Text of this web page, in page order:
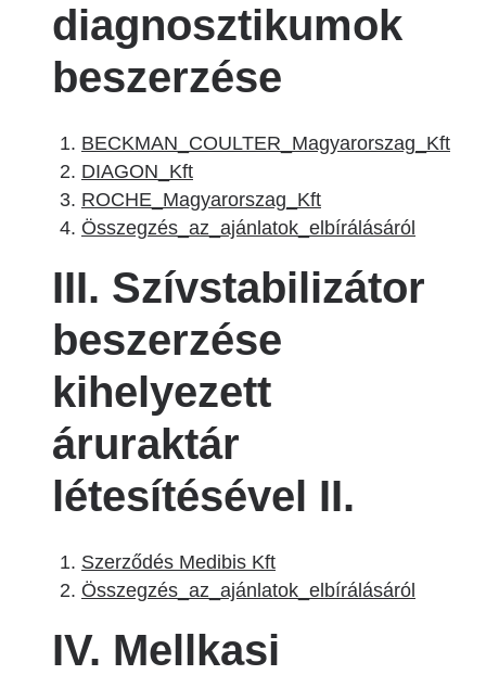
diagnosztikumok
beszerzése
BECKMAN_COULTER_Magyarorszag_Kft
DIAGON_Kft
ROCHE_Magyarorszag_Kft
Összegzés_az_ajánlatok_elbírálásáról
III. Szívstabilizátor
beszerzése
kihelyezett
áruraktár
létesítésével II.
Szerződés Medibis Kft
Összegzés_az_ajánlatok_elbírálásáról
IV. Mellkasi